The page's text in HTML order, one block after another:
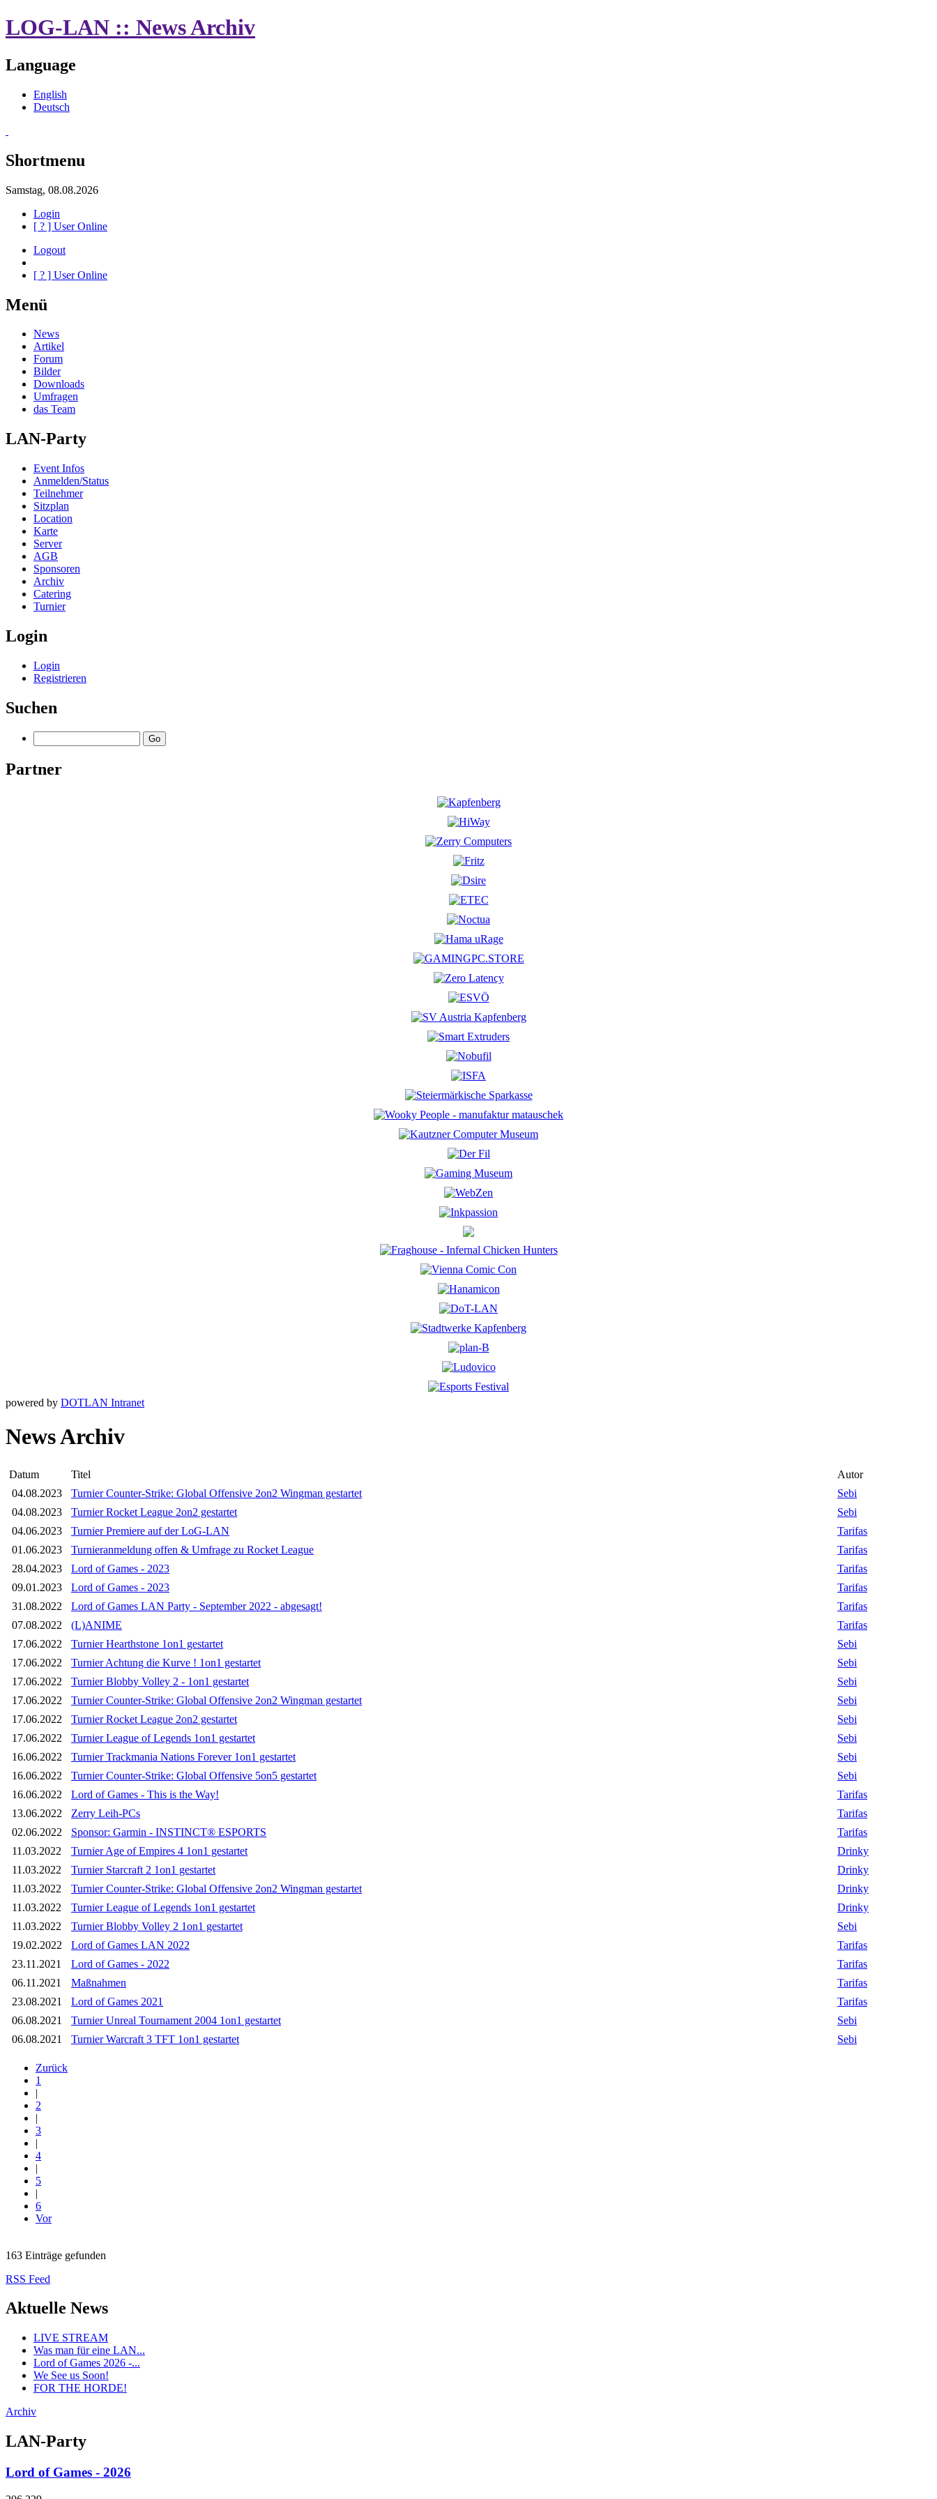
LOG-LAN :: News Archiv
Language
English
Deutsch
Shortmenu
Samstag, 08.08.2026
Login
[ ? ] User Online
Logout
[ ? ] User Online
Menü
News
Artikel
Forum
Bilder
Downloads
Umfragen
das Team
LAN-Party
Event Infos
Anmelden/Status
Teilnehmer
Sitzplan
Location
Karte
Server
AGB
Sponsoren
Archiv
Catering
Turnier
Login
Login
Registrieren
Suchen
Partner
powered by DOTLAN Intranet
News Archiv
Datum Titel
Autor
04.08.2023
Turnier Counter-Strike: Global Offensive 2on2 Wingman gestartet
Sebi
04.08.2023
Turnier Rocket League 2on2 gestartet
Sebi
04.06.2023
Turnier Premiere auf der LoG-LAN
Tarifas
01.06.2023
Turnieranmeldung offen & Umfrage zu Rocket League
Tarifas
28.04.2023
Lord of Games - 2023
Tarifas
09.01.2023
Lord of Games - 2023
Tarifas
31.08.2022
Lord of Games LAN Party - September 2022 - abgesagt!
Tarifas
07.08.2022
(L)ANIME
Tarifas
17.06.2022
Turnier Hearthstone 1on1 gestartet
Sebi
17.06.2022
Turnier Achtung die Kurve ! 1on1 gestartet
Sebi
17.06.2022
Turnier Blobby Volley 2 - 1on1 gestartet
Sebi
17.06.2022
Turnier Counter-Strike: Global Offensive 2on2 Wingman gestartet
Sebi
17.06.2022
Turnier Rocket League 2on2 gestartet
Sebi
17.06.2022
Turnier League of Legends 1on1 gestartet
Sebi
16.06.2022
Turnier Trackmania Nations Forever 1on1 gestartet
Sebi
16.06.2022
Turnier Counter-Strike: Global Offensive 5on5 gestartet
Sebi
16.06.2022
Lord of Games - This is the Way!
Tarifas
13.06.2022
Zerry Leih-PCs
Tarifas
02.06.2022
Sponsor: Garmin - INSTINCT® ESPORTS
Tarifas
11.03.2022
Turnier Age of Empires 4 1on1 gestartet
Drinky
11.03.2022
Turnier Starcraft 2 1on1 gestartet
Drinky
11.03.2022
Turnier Counter-Strike: Global Offensive 2on2 Wingman gestartet
Drinky
11.03.2022
Turnier League of Legends 1on1 gestartet
Drinky
11.03.2022
Turnier Blobby Volley 2 1on1 gestartet
Sebi
19.02.2022
Lord of Games LAN 2022
Tarifas
23.11.2021
Lord of Games - 2022
Tarifas
06.11.2021
Maßnahmen
Tarifas
23.08.2021
Lord of Games 2021
Tarifas
06.08.2021
Turnier Unreal Tournament 2004 1on1 gestartet
Sebi
06.08.2021
Turnier Warcraft 3 TFT 1on1 gestartet Sebi
Zurück
1
|
2
|
3
|
4
|
5
|
6
Vor
163 Einträge gefunden
RSS Feed
Aktuelle News
LIVE STREAM
Was man für eine LAN...
Lord of Games 2026 -...
We See us Soon!
FOR THE HORDE!
Archiv
LAN-Party
Lord of Games - 2026